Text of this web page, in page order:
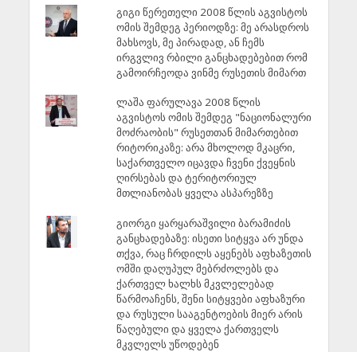
გიგი წერეთელი 2008 წლის აგვისტოს
ომის შემდეგ პერიოდზე: მე არასდროს
მახსოვს, მე პირადად, ან ჩემს
ირგვლივ რბილი განცხადებებით რომ
გამოირჩეოდა ვინმე რუსეთის მიმართ
ლაშა ფარულავა 2008 წლის
აგვისტოს ომის შემდეგ "ნაციონალური
მოძრაობის" რუსეთთან მიმართებით
რიტორიკაზე: არა მხოლოდ მკაცრი,
საქართველო იცავდა ჩვენი ქვეყნის
ღირსებას და ტერიტორიულ
მთლიანობას ყველა ასპარეზზე
გიორგი ყარყარაშვილი ბარამიძის
განცხადებაზე: ისეთი სიტყვა არ უნდა
თქვა, რაც ჩრდილს აყენებს აფხაზეთის
ომში დაღუპულ მებრძოლებს და
ქართველ ხალხს მკვლელებად
წარმოაჩენს, შენი სიტყვები აფხაზური
და რუსული სააგენტოების მიერ არის
წაღებული და ყველა ქართველს
მკვლელს უწოდებენ